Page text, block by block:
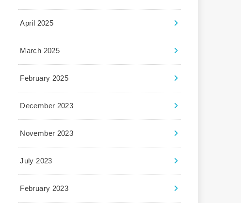
April 2025
March 2025
February 2025
December 2023
November 2023
July 2023
February 2023